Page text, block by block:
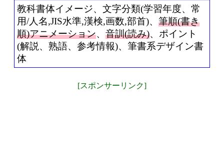
教科書体イメージ、文字分類(学習年度、常
用/人名,JIS水準,漢検,画数,部首)、 筆順(書き
順)アニメーション、 音訓(読み)、ポイント
(解説、熟語、参考情報)、筆書系デザイン書
体
[スポンサーリンク]